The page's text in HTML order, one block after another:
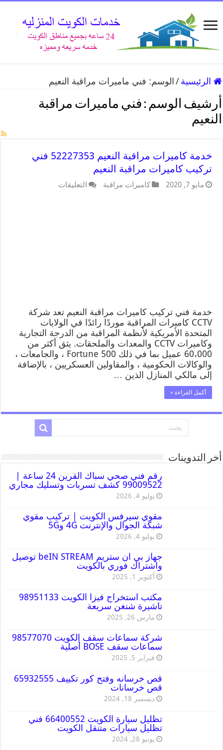
الرئيسية / الوسم: فني ماميرات مراقبة النعيم
أرشيف الوسم : فني ماميرات مراقبة
النعيم
خدمة كاميرات مراقبة النعيم 52227353 فني
تركيب كاميرات مراقبة النعيم
مايو 7, 2020 كاميرات مراقبة التعليقات
خدمة فني تركيب كاميرات مراقبة النعيم تعد شركة
CCTV كاميرات المراقبة موردًا رائدًا في الولايات
المتحدة الأمريكية لأنظمة المراقبة من الدرجة التجارية
وكاميرات CCTV والمعدات والملحقات. يثق أكثر من
60،000 عميل بما في ذلك Fortune 500 ، والجامعات ،
والوكالات الحكومية ، والمقاولين العسكريين ، بالإضافة
إلى مالكي المنازل الذين …
أكمل القراءة »
أخر التدوينات
رقم فني صحي سباك القرين 24 ساعة |
99009522 كشف تسربات وتسليك مجاري
يوليو 4, 2026
مقوي سيرفس الكويت | تركيب مقوي
شبكة الجوال والإنترنت 4G و5G
يوليو 4, 2026
جهاز بي ان ستريم beIN STREAM توصيل
واشتراك فوري بالكويت
أكتوبر 1, 2025
مكتب استخراج فيزا الكويت 98951133
تاشيرة شنغن سريعة
مارس 26, 2025
شركة سماعات سقف الكويت 98577070
سماعات سقف BOSE أصلية
فبراير 5, 2025
قص خرسانه وفتح كور تكييف 65932555
قص خرسانات
ديسمبر 18, 2024
تظليل سيارة الكويت 66400552 فني
تظليل سيارات متنقل الكويت
يونيو 28, 2024